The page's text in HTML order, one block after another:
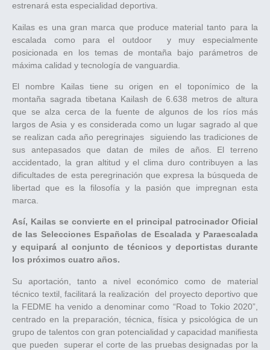
estrenará esta especialidad deportiva.
Kailas es una gran marca que produce material tanto para la
escalada como para el outdoor y muy especialmente
posicionada en los temas de montaña bajo parámetros de
máxima calidad y tecnología de vanguardia.
El nombre Kailas tiene su origen en el toponímico de la
montaña sagrada tibetana Kailash de 6.638 metros de altura
que se alza cerca de la fuente de algunos de los ríos más
largos de Asia y es considerada como un lugar sagrado al que
se realizan cada año peregrinajes siguiendo las tradiciones de
sus antepasados ​​que datan de miles de años. El terreno
accidentado, la gran altitud y el clima duro contribuyen a las
dificultades de esta peregrinación que expresa la búsqueda de
libertad que es la filosofía y la pasión que impregnan esta
marca.
Así, Kailas se convierte en el principal patrocinador Oficial
de las Selecciones Españolas de Escalada y Paraescalada
y equipará al conjunto de técnicos y deportistas durante
los próximos cuatro años.
Su aportación, tanto a nivel económico como de material
técnico textil, facilitará la realización del proyecto deportivo que
la FEDME ha venido a denominar como “Road to Tokio 2020”,
centrado en la preparación, técnica, física y psicológica de un
grupo de talentos con gran potencialidad y capacidad manifiesta
que pueden superar el corte de las pruebas designadas por la